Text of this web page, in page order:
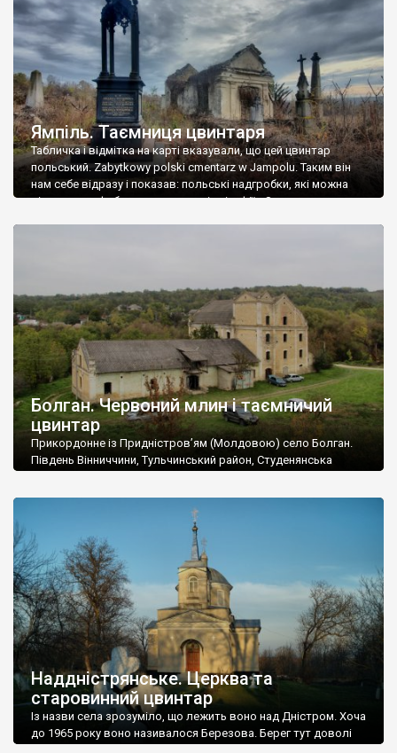
Ямпіль. Таємниця цвинтаря
Табличка і відмітка на карті вказували, що цей цвинтар
польський. Zabytkowy polski cmentarz w Jampolu. Таким він
нам себе відразу і показав: польські надгробки, які можна
віднести до фабричних, польські епітафії… Загалом цвинтар
Болган. Червоний млин і таємничий
цвинтар
Прикордонне із Придністров’ям (Молдовою) село Болган.
Південь Вінниччини, Тульчинський район, Студенянська
старовинний цвинтар із кам’яними хрестами. Всі епітафії, які
збереглися, написані кирилицею, церковнослов’янською
мовою. За всіма традиційними ознаками – цвинтар
український. Хрести датуються 19 століттям. У 1924-1940
роках Болган […]
Наддністрянське. Церква та
старовинний цвинтар
Із назви села зрозуміло, що лежить воно над Дністром. Хоча
до 1965 року воно називалося Березова. Берег тут доволі